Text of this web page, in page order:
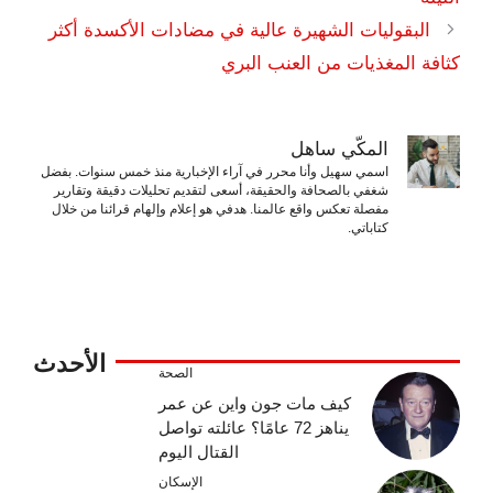
البقوليات الشهيرة عالية في مضادات الأكسدة أكثر
كثافة المغذيات من العنب البري
المكّي ساهل
اسمي سهيل وأنا محرر في آراء الإخبارية منذ خمس سنوات. بفضل
شغفي بالصحافة والحقيقة، أسعى لتقديم تحليلات دقيقة وتقارير
مفصلة تعكس واقع عالمنا. هدفي هو إعلام وإلهام قرائنا من خلال
كتاباتي.
الأحدث الصحة
كيف مات جون واين عن عمر
يناهز 72 عامًا؟ عائلته تواصل
القتال اليوم
الإسكان